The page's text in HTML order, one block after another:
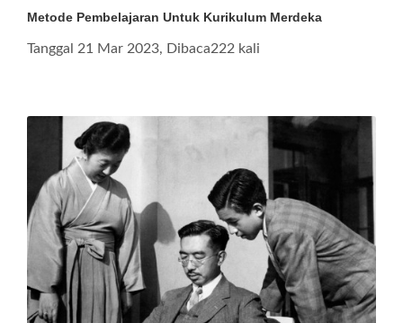
Metode Pembelajaran Untuk Kurikulum Merdeka
Tanggal 21 Mar 2023, Dibaca222 kali